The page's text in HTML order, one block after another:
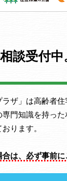
談受付
ラザ」は高齢者
専門知識を持っ
ります。
は、必ず事前